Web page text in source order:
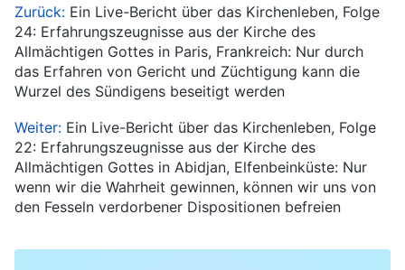
Zurück: Ein Live-Bericht über das Kirchenleben, Folge
24: Erfahrungszeugnisse aus der Kirche des
Allmächtigen Gottes in Paris, Frankreich: Nur durch
das Erfahren von Gericht und Züchtigung kann die
Wurzel des Sündigens beseitigt werden
Weiter: Ein Live-Bericht über das Kirchenleben, Folge
22: Erfahrungszeugnisse aus der Kirche des
Allmächtigen Gottes in Abidjan, Elfenbeinküste: Nur
wenn wir die Wahrheit gewinnen, können wir uns von
den Fesseln verdorbener Dispositionen befreien